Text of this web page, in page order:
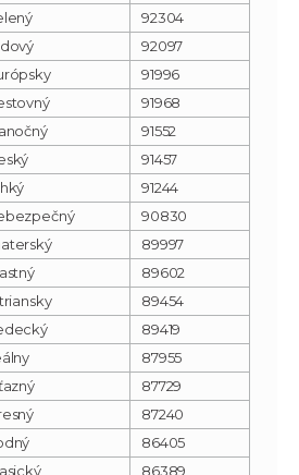
92304
92097
91996
91968
91552
91457
91244
90830
89997
89602
89454
89419
87955
87729
87240
86405
86389